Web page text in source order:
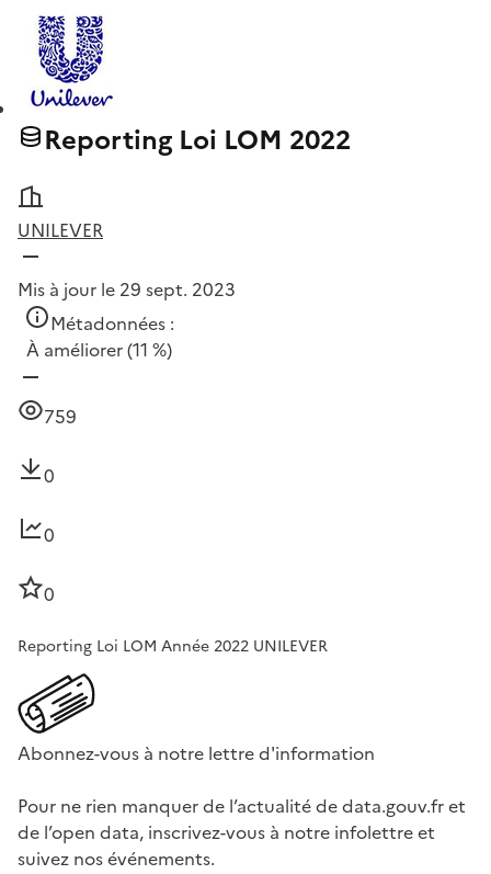
Reporting Loi LOM 2022
UNILEVER
Mis à jour le 29 sept. 2023
Métadonnées :
À améliorer(11 %)
759
0
0
0
Reporting Loi LOM Année 2022 UNILEVER
Abonnez-vous à notre lettre d'information
Pour ne rien manquer de l’actualité de data.gouv.fr et
de l’open data, inscrivez-vous à notre infolettre et
suivez nos événements.